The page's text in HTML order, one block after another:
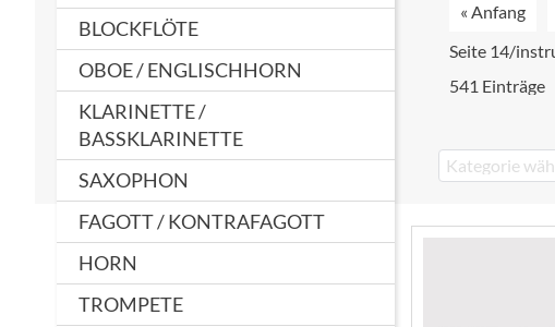
BLOCKFLÖTE
OBOE / ENGLISCHHORN
KLARINETTE /
BASSKLARINETTE
SAXOPHON
FAGOTT / KONTRAFAGOTT
HORN
TROMPETE
« Anfang
Seite 14/
541 Einträge
Kategorie